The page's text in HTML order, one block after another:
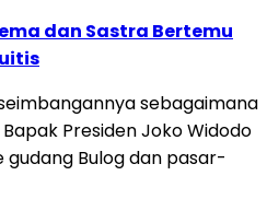
dan Sastra Bertemu
sebagaimana
Presiden Joko Widodo
Bulog dan pasar-